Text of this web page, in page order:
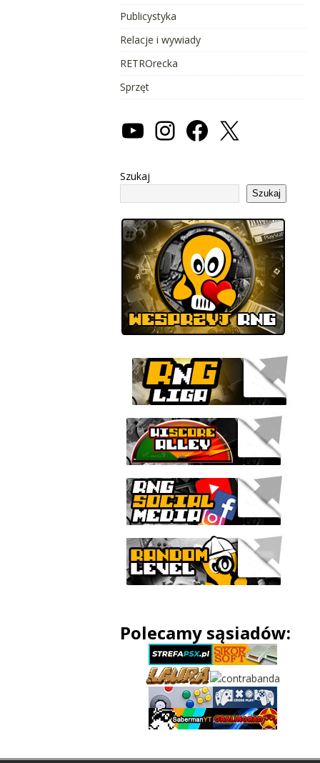
Publicystyka
Relacje i wywiady
RETROrecka
Sprzęt
Szukaj
Szukaj
Polecamy sąsiadów: